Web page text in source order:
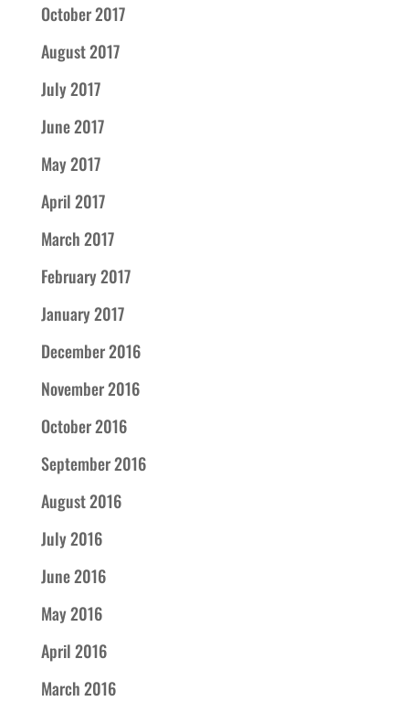
October 2017
August 2017
July 2017
June 2017
May 2017
April 2017
March 2017
February 2017
January 2017
December 2016
November 2016
October 2016
September 2016
August 2016
July 2016
June 2016
May 2016
April 2016
March 2016